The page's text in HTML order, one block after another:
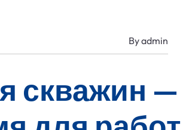
Byadmin
скважин —